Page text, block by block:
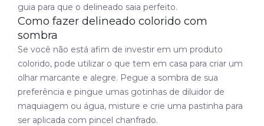
guia para que o delineado saia perfeito.
Como fazer delineado colorido com
sombra
Se você não está afim de investir em um produto
colorido, pode utilizar o que tem em casa para criar um
olhar marcante e alegre. Pegue a sombra de sua
preferência e pingue umas gotinhas de diluidor de
maquiagem ou água, misture e crie uma pastinha para
ser aplicada com pincel chanfrado.